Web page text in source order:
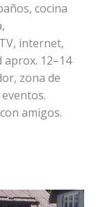
cocina
internet,
aprox. 12–14
zona de
amigos.